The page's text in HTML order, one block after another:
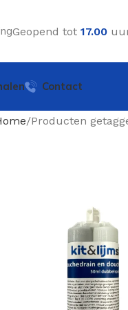
Geopend tot 17.00
Contact
Producten